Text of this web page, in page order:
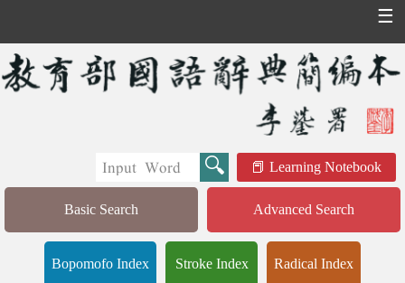
☰
Learning Notebook
Basic Search Advanced Search
Bopomofo Index Stroke Index Radical Index